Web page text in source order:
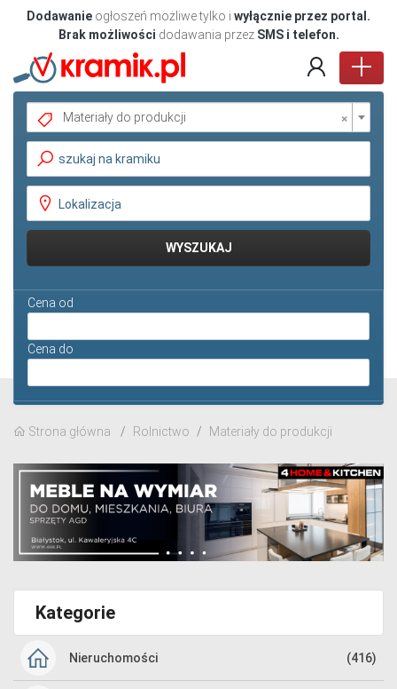
Dodawanie ogłoszeń możliwe tylko i wyłącznie przez portal.
Brak możliwości dodawania przez SMS i telefon.
×
Materiały do produkcji
WYSZUKAJ
Cena od
Cena do
Pokaż oferty
Strona główna Rolnictwo Materiały do produkcji
Kategorie
Nieruchomości (416)